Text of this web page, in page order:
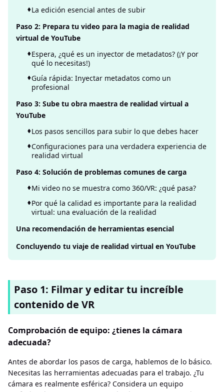
La edición esencial antes de subir
Paso 2: Prepara tu video para la magia de realidad
virtual de YouTube
Espera, ¿qué es un inyector de metadatos? (¡Y por
qué lo necesitas!)
Guía rápida: Inyectar metadatos como un
profesional
Paso 3: Sube tu obra maestra de realidad virtual a
YouTube
Los pasos sencillos para subir lo que debes hacer
Configuraciones para una verdadera experiencia de
realidad virtual
Paso 4: Solución de problemas comunes de carga
Mi video no se muestra como 360/VR: ¿qué pasa?
Por qué la calidad es importante para la realidad
virtual: una evaluación de la realidad
Una recomendación de herramientas esencial
Concluyendo tu viaje de realidad virtual en YouTube
Paso 1: Filmar y editar tu increíble
contenido de VR
Comprobación de equipo: ¿tienes la cámara
adecuada?
Antes de abordar los pasos de carga, hablemos de lo básico.
Necesitas las herramientas adecuadas para el trabajo. ¿Tu
cámara es realmente esférica? Considera un equipo